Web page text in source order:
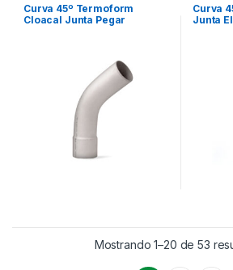
Curva 45º Termoform
Cloacal Junta Pegar
Curva
Junta
Mostrando 1–20 de 53